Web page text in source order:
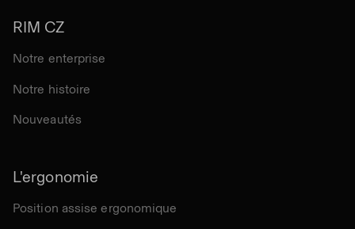
RIM CZ
Notre enterprise
Notre histoire
Nouveautés
L'ergonomie
Position assise ergonomique